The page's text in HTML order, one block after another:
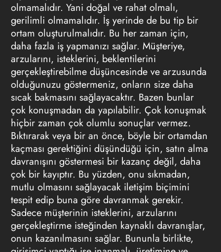
olmamalıdır. Yani doğal ve rahat olmalı,
gerilimli olmamalıdır. İş yerinde de bu tip bir
ortam oluşturulmalıdır. Bu her zaman için,
daha fazla iş yapmanızı sağlar. Müşteriye,
arzularını, isteklerini, beklentilerini
gerçekleştirebilme düşüncesinde ve arzusunda
olduğunuzu göstermeniz, onların size daha
sıcak bakmasını sağlayacaktır. Bazen bunlar
çok konuşmadan da yapılabilir. Çok konuşmak
hiçbir zaman çok olumlu sonuçlar vermez.
Bıktırarak veya bir an önce, böyle bir ortamdan
kaçması gerektiğini düşündüğü için, satın alma
davranışını göstermesi bir kazanç değil, daha
çok bir kayıptır. Bu yüzden, onu sıkmadan,
mutlu olmasını sağlayacak iletişim biçimini
tespit edip buna göre davranmak gerekir.
Sadece müşterinin isteklerini, arzularını
gerçekleştirme isteğinden kaynaklı davranışlar,
onun kazanılmasını sağlar. Bununla birlikte,